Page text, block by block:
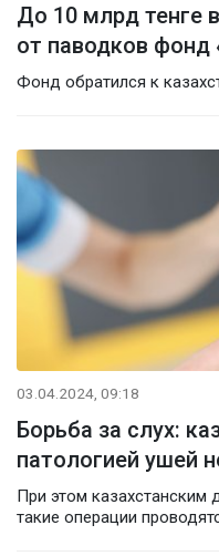
До 10 млрд тенге
от паводков фонд
Фонд обратился к
03.04.2024, 09:18
Борьба за слух:
патологией ушей
При этом казахстанским
такие операции